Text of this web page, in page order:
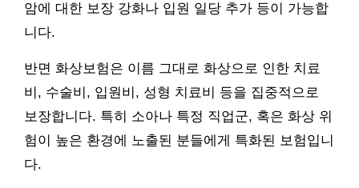
암에 대한 보장 강화나 입원 일당 추가 등이 가능합
니다.
반면 화상보험은 이름 그대로 화상으로 인한 치료
비, 수술비, 입원비, 성형 치료비 등을 집중적으로
보장합니다. 특히 소아나 특정 직업군, 혹은 화상 위
험이 높은 환경에 노출된 분들에게 특화된 보험입니
다.